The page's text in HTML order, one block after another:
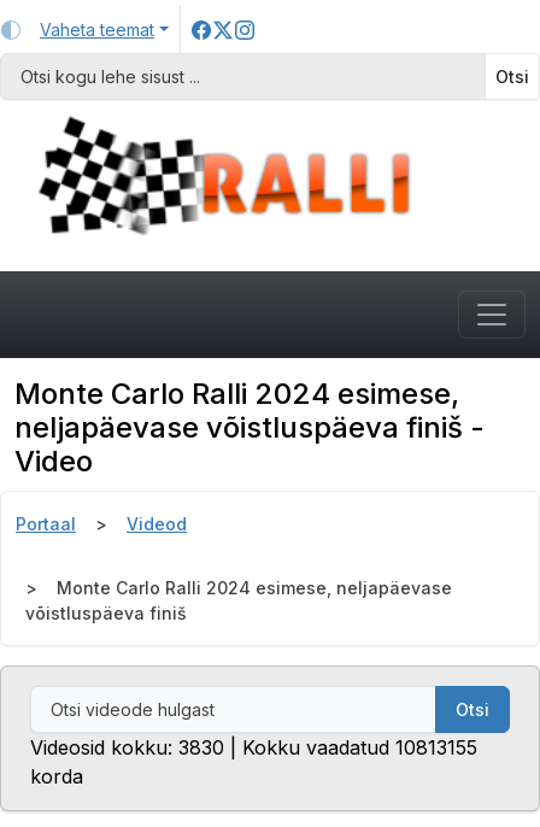
Vaheta teemat
Otsi
Monte Carlo Ralli 2024 esimese,
neljapäevase võistluspäeva finiš -
Video
Portaal Videod
Monte Carlo Ralli 2024 esimese, neljapäevase
võistluspäeva finiš
Otsi
Videosid kokku: 3830 | Kokku vaadatud 10813155
korda